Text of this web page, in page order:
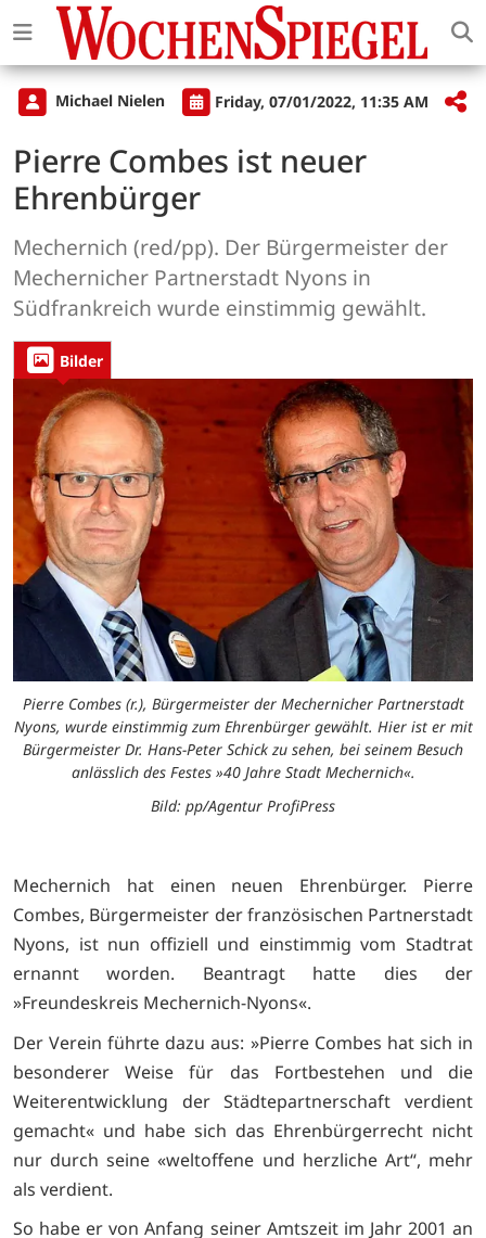
Michael Nielen Friday, 07/01/2022, 11:35 AM
Pierre Combes ist neuer
Ehrenbürger
Mechernich (red/pp). Der Bürgermeister der
Mechernicher Partnerstadt Nyons in
Südfrankreich wurde einstimmig gewählt.
Bilder
Pierre Combes (r.), Bürgermeister der Mechernicher Partnerstadt
Nyons, wurde einstimmig zum Ehrenbürger gewählt. Hier ist er mit
Bürgermeister Dr. Hans-Peter Schick zu sehen, bei seinem Besuch
anlässlich des Festes »40 Jahre Stadt Mechernich«.
Bild: pp/Agentur ProfiPress
Mechernich hat einen neuen Ehrenbürger. Pierre
Combes, Bürgermeister der französischen Partnerstadt
Nyons, ist nun offiziell und einstimmig vom Stadtrat
ernannt worden. Beantragt hatte dies der
»Freundeskreis Mechernich-Nyons«.
Der Verein führte dazu aus: »Pierre Combes hat sich in
besonderer Weise für das Fortbestehen und die
Weiterentwicklung der Städtepartnerschaft verdient
gemacht« und habe sich das Ehrenbürgerrecht nicht
nur durch seine «weltoffene und herzliche Art“, mehr
als verdient.
So habe er von Anfang seiner Amtszeit im Jahr 2001 an